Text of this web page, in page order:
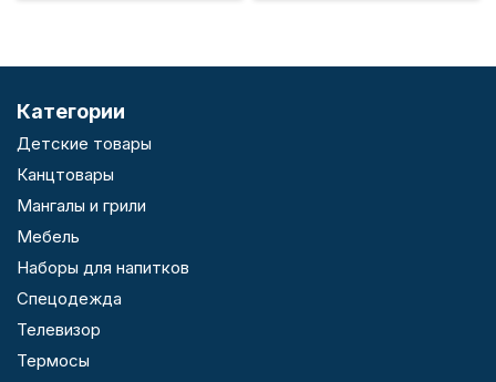
Категории
Детские товары
Канцтовары
Мангалы и грили
Мебель
Наборы для напитков
Спецодежда
Телевизор
Термосы